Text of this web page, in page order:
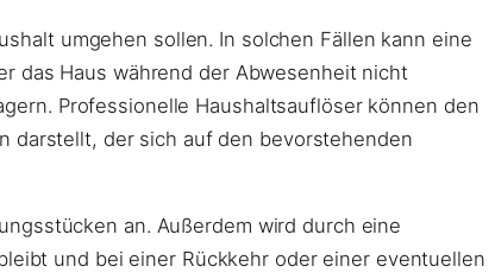
umgehen sollen. In solchen Fällen kann eine
das Haus während der Abwesenheit nicht
Professionelle Haushaltsauflöser können den
darstellt, der sich auf den bevorstehenden
an. Außerdem wird durch eine
und bei einer Rückkehr oder einer eventuellen